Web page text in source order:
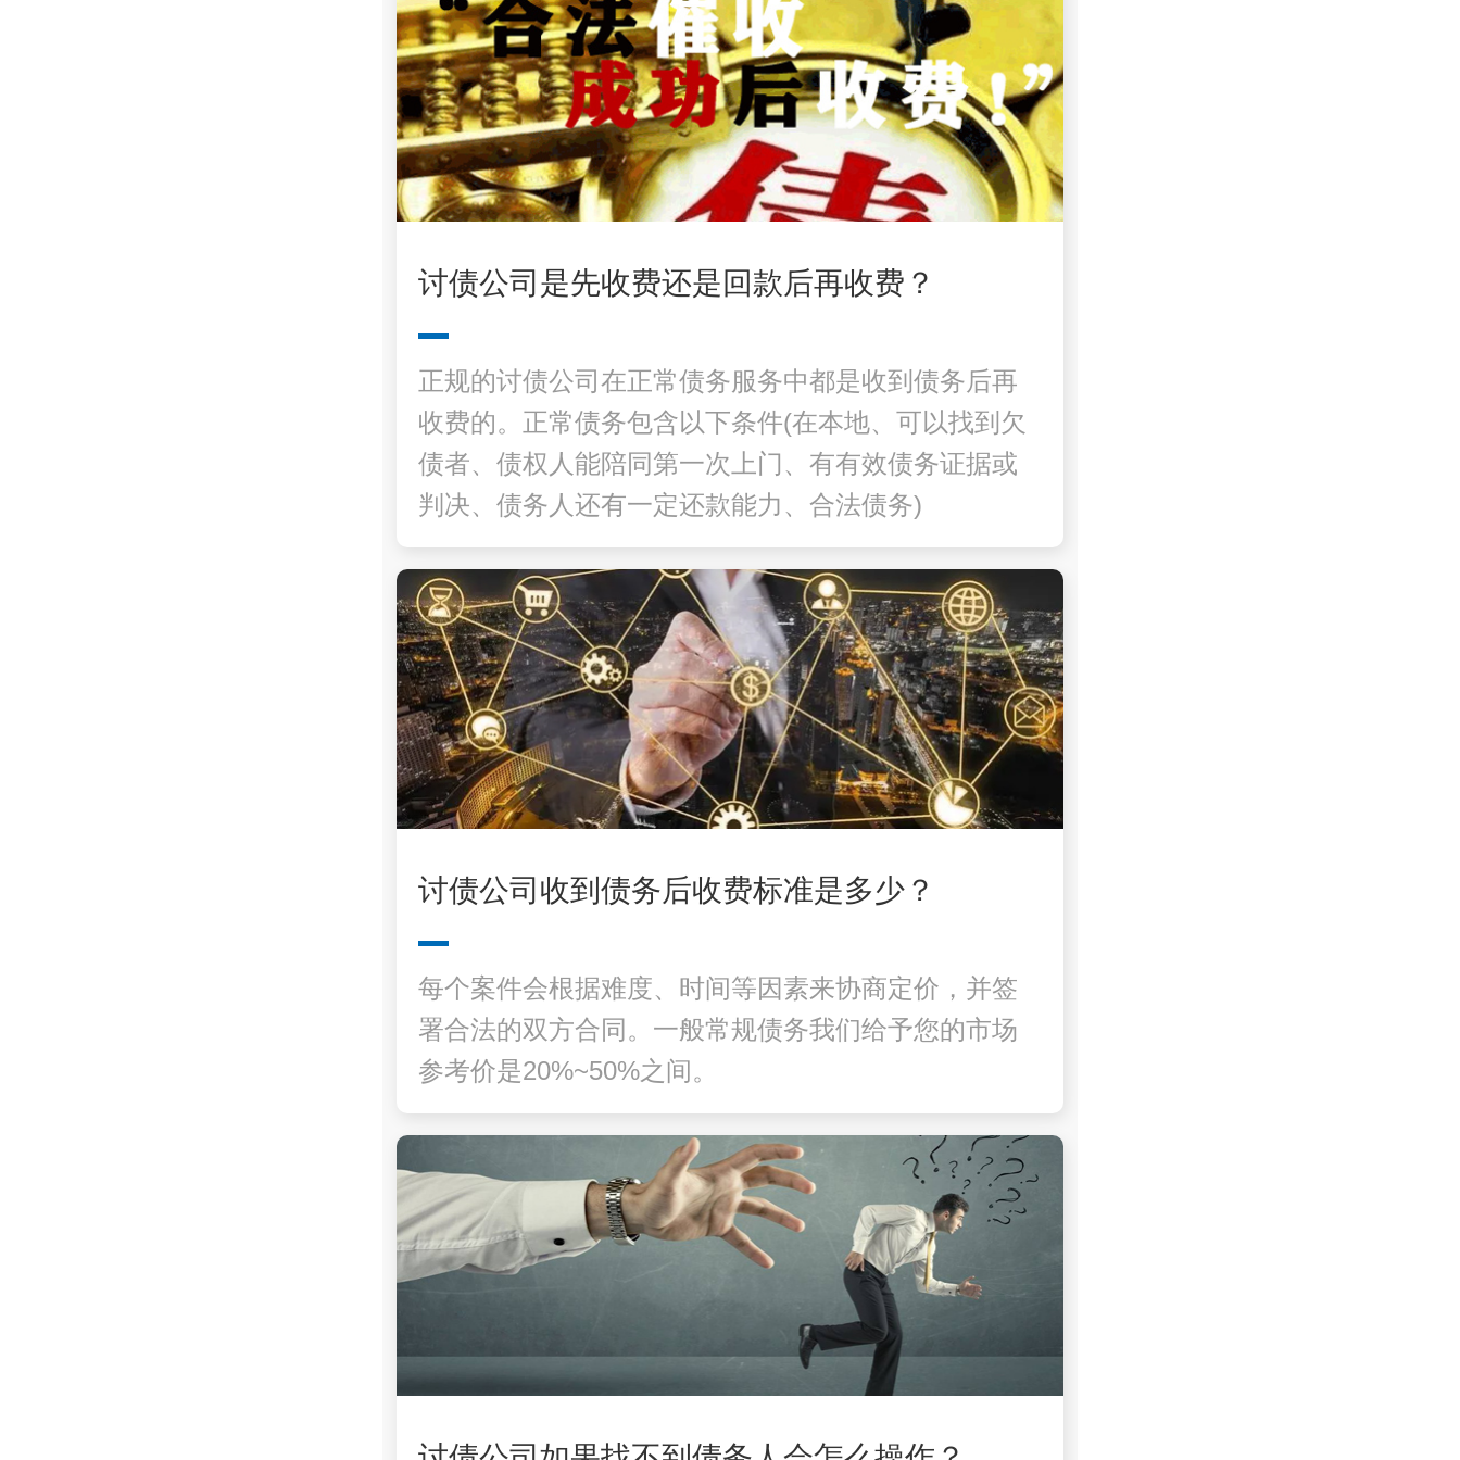
讨债公司是先收费还是回款后再收费？
正规的讨债公司在正常债务服务中都是收到债务后再
收费的。正常债务包含以下条件(在本地、可以找到欠
债者、债权人能陪同第一次上门、有有效债务证据或
判决、债务人还有一定还款能力、合法债务)
讨债公司收到债务后收费标准是多少？
每个案件会根据难度、时间等因素来协商定价，并签
署合法的双方合同。一般常规债务我们给予您的市场
参考价是20%~50%之间。